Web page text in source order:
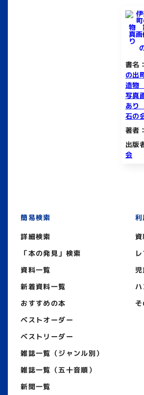
書名
の出
造物
写真
あり
石の
著者
出版
会
簡易検索
詳細検索
「本の発見」検索
資料一覧
新着資料一覧
おすすめの本
ベストオーダー
ベストリーダー
雑誌一覧（ジャンル別）
雑誌一覧（五十音順）
新聞一覧
利